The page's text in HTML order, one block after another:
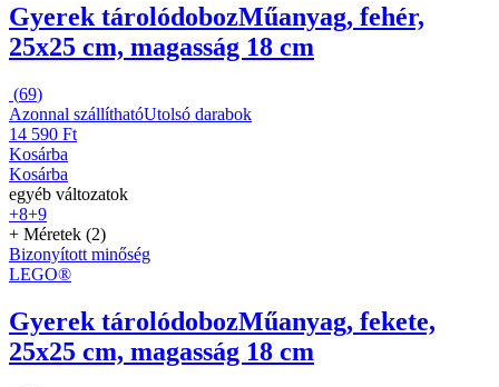
Gyerek tárolódobozMűanyag, fehér,
25x25 cm, magasság 18 cm
(69)
Azonnal szállíthatóUtolsó darabok
14 590 Ft
Kosárba
Kosárba
egyéb változatok
+8+9
+ Méretek (2)
Bizonyított minőség
LEGO®
Gyerek tárolódobozMűanyag, fekete,
25x25 cm, magasság 18 cm